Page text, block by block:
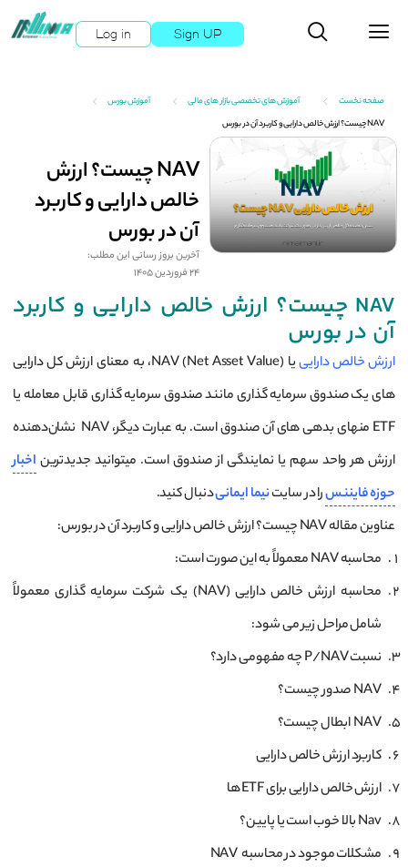
Log in Sign UP
صفحه نخست آموزش های تخصصی بازار های مالی
آموزش بورس
NAV چیست؟ ارزش خالص دارایی و کاربرد آن در بورس
NAV چیست؟ ارزش
خالص دارایی و کاربرد
آن در بورس
آخرین بروز رسانی این مطلب:
24 فروردین 1405
NAV چیست؟ ارزش خالص دارایی و کاربرد
آن در بورس
ارزش خالص دارایی
یا NAV (Net Asset Value)، به معنای ارزش کل دارایی‌
های یک صندوق سرمایه‌ گذاری مانند صندوق سرمایه ‌گذاری قابل معامله یا
ETF منهای بدهی‌ های آن صندوق است. به عبارت دیگر، NAV نشان‌دهنده
ارزش هر واحد سهم یا نمایندگی از صندوق است. میتوانید جدیدترین اخبار
حوزهفایننسرا در سایتنیما ایمانیدنبال کنید.
عناوین مقاله NAV چیست؟ ارزش خالص دارایی و کاربرد آن در بورس:
محاسبه NAV معمولاً به این صورت است:
محاسبه ارزش خالص دارایی (NAV) یک شرکت سرمایه‌ گذاری معمولاً
شامل مراحل زیر می ‌شود:
نسبت P/NAV چه مفهومی دارد؟
NAV صدور چیست؟
NAV ابطال چیست؟
کاربرد ارزش خالص دارایی‌
ارزش خالص دارایی برای ETF ها
Nav بالا خوب است یا پایین؟
مشکلات موجود در محاسبه NAV